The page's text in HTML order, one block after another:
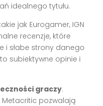
idealnego tytułu.
jak Eurogamer, IGN
recenzje, które
i słabe strony danego
subiektywne opinie i
graczy.
Metacritic pozwalają